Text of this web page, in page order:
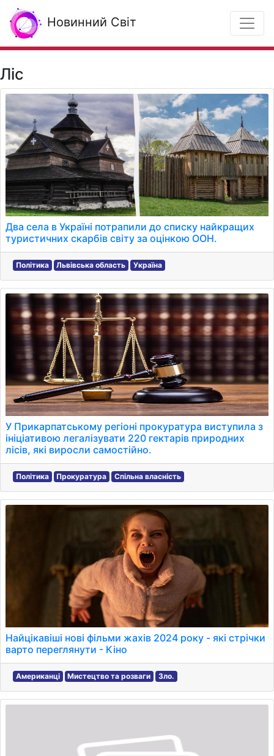
Новинний Світ
Ліс
Два села в Україні потрапили до списку найкращих
туристичних скарбів світу за оцінкою ООН.
Політика Львівська область Україна
У Прикарпатському регіоні прокуратура виступила з
ініціативою легалізувати 220 гектарів природних
лісів, які виросли самостійно.
Політика Прокуратура Спільна власність
Найцікавіші нові фільми жахів 2024 року - які стрічки
варто переглянути - Кіно
Американці Мистецтво та розваги Зло.